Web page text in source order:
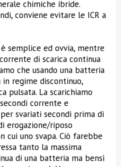
chimiche ibride.
conviene evitare le ICR a
semplice ed ovvia, mentre
di scarica continua
che usando una batteria
in regime discontinuo,
pulsata. La scarichiamo
corrente e
svariati secondi prima di
erogazione/riposo
cui uno svapa. Ciò farebbe
tanto la massima
di una batteria ma bensì